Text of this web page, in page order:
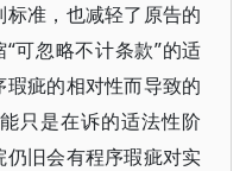
准，也减轻了原告的
可忽略不计条款”的适
疵的相对性而导致的
只是在诉的适法性阶
旧会有程序瑕疵对实